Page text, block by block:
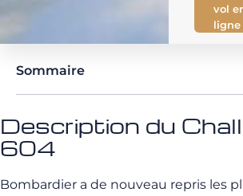
vol
ligne
Sommaire
Description du
604
Bombardier a de nouveau repris les